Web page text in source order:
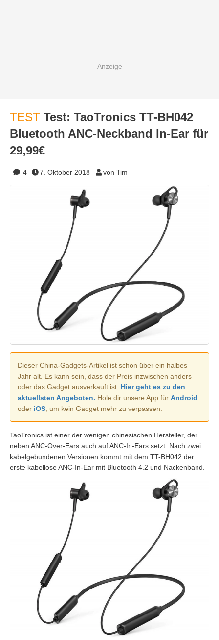
TEST Test: TaoTronics TT-BH042
Bluetooth ANC-Neckband In-Ear für
29,99€
4 7. Oktober 2018 von Tim
Dieser China-Gadgets-Artikel ist schon über ein halbes
Jahr alt. Es kann sein, dass der Preis inzwischen anders
oder das Gadget ausverkauft ist. Hier geht es zu den
aktuellsten Angeboten. Hole dir unsere App für Android
oder iOS, um kein Gadget mehr zu verpassen.
TaoTronics ist einer der wenigen chinesischen Hersteller, der
neben ANC-Over-Ears auch auf ANC-In-Ears setzt. Nach zwei
kabelgebundenen Versionen kommt mit dem TT-BH042 der
erste kabellose ANC-In-Ear mit Bluetooth 4.2 und Nackenband.